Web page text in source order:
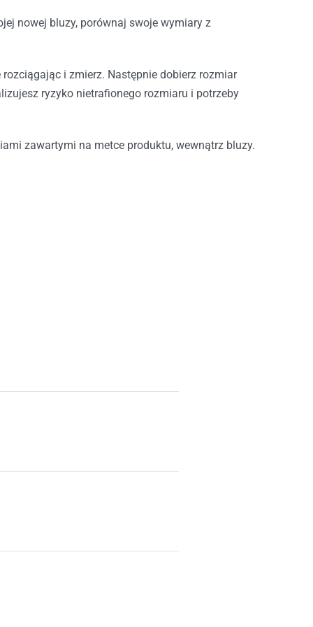
nowej bluzy, porównaj swoje wymiary z
i zmierz. Następnie dobierz rozmiar
ryzyko nietrafionego rozmiaru i potrzeby
zawartymi na metce produktu, wewnątrz bluzy.